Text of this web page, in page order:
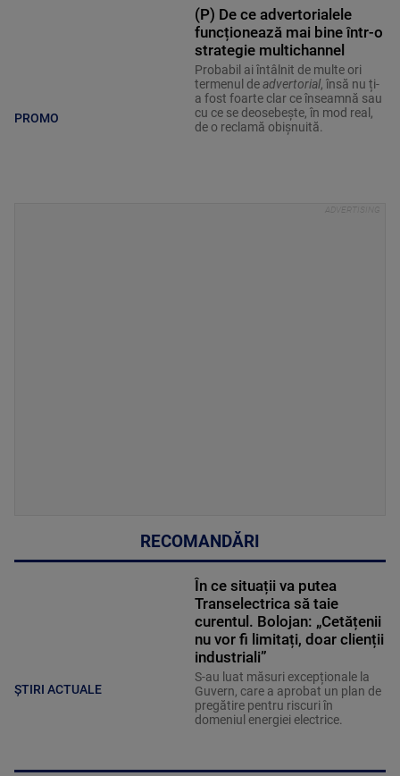
PROMO
(P) De ce advertorialele
funcționează mai bine într-o
strategie multichannel
Probabil ai întâlnit de multe ori
termenul deadvertorial, însă nu ți-
a fost foarte clar ce înseamnă sau
cu ce se deosebește, în mod real,
de o reclamă obișnuită.
RECOMANDĂRI
ȘTIRI ACTUALE
În ce situații va putea
Transelectrica să taie
curentul. Bolojan: „Cetățenii
nu vor fi limitați, doar clienții
industriali”
S-au luat măsuri excepționale la
Guvern, care a aprobat un plan de
pregătire pentru riscuri în
domeniul energiei electrice.